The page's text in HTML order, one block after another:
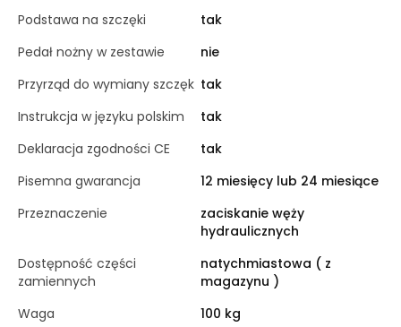
Podstawa na szczęki
tak
Pedał nożny w zestawie
nie
Przyrząd do wymiany szczęk tak
Instrukcja w języku polskim
tak
Deklaracja zgodności CE
tak
Pisemna gwarancja
12 miesięcy lub 24 miesiące
Przeznaczenie
zaciskanie węży
hydraulicznych
Dostępność części
zamiennych
natychmiastowa ( z
magazynu )
Waga
100 kg